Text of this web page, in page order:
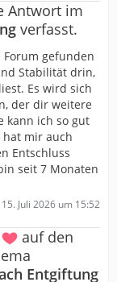
Antwort im
verfasst.
Forum gefunden
Stabilität drin,
Es wird sich
der dir weitere
kann ich so gut
hat mir auch
Entschluss
seit 7 Monaten
15. Juli 2026 um 15:52
auf den
Entgiftung